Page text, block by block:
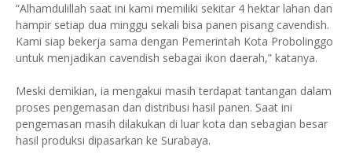
“Alhamdulillah saat ini kami memiliki sekitar 4 hektar lahan dan
hampir setiap dua minggu sekali bisa panen pisang cavendish.
Kami siap bekerja sama dengan Pemerintah Kota Probolinggo
untuk menjadikan cavendish sebagai ikon daerah,” katanya.
Meski demikian, ia mengakui masih terdapat tantangan dalam
proses pengemasan dan distribusi hasil panen. Saat ini
pengemasan masih dilakukan di luar kota dan sebagian besar
hasil produksi dipasarkan ke Surabaya.